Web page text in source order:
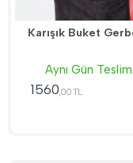
Karışık Buket
Aynı Gün Teslim
1560,00 TL